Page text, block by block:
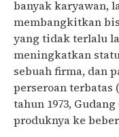
banyak karyawan,
membangkitkan
yang tidak terlalu
meningkatkan
sebuah firma, dan
perseroan terbatas
tahun 1973,
produknya ke